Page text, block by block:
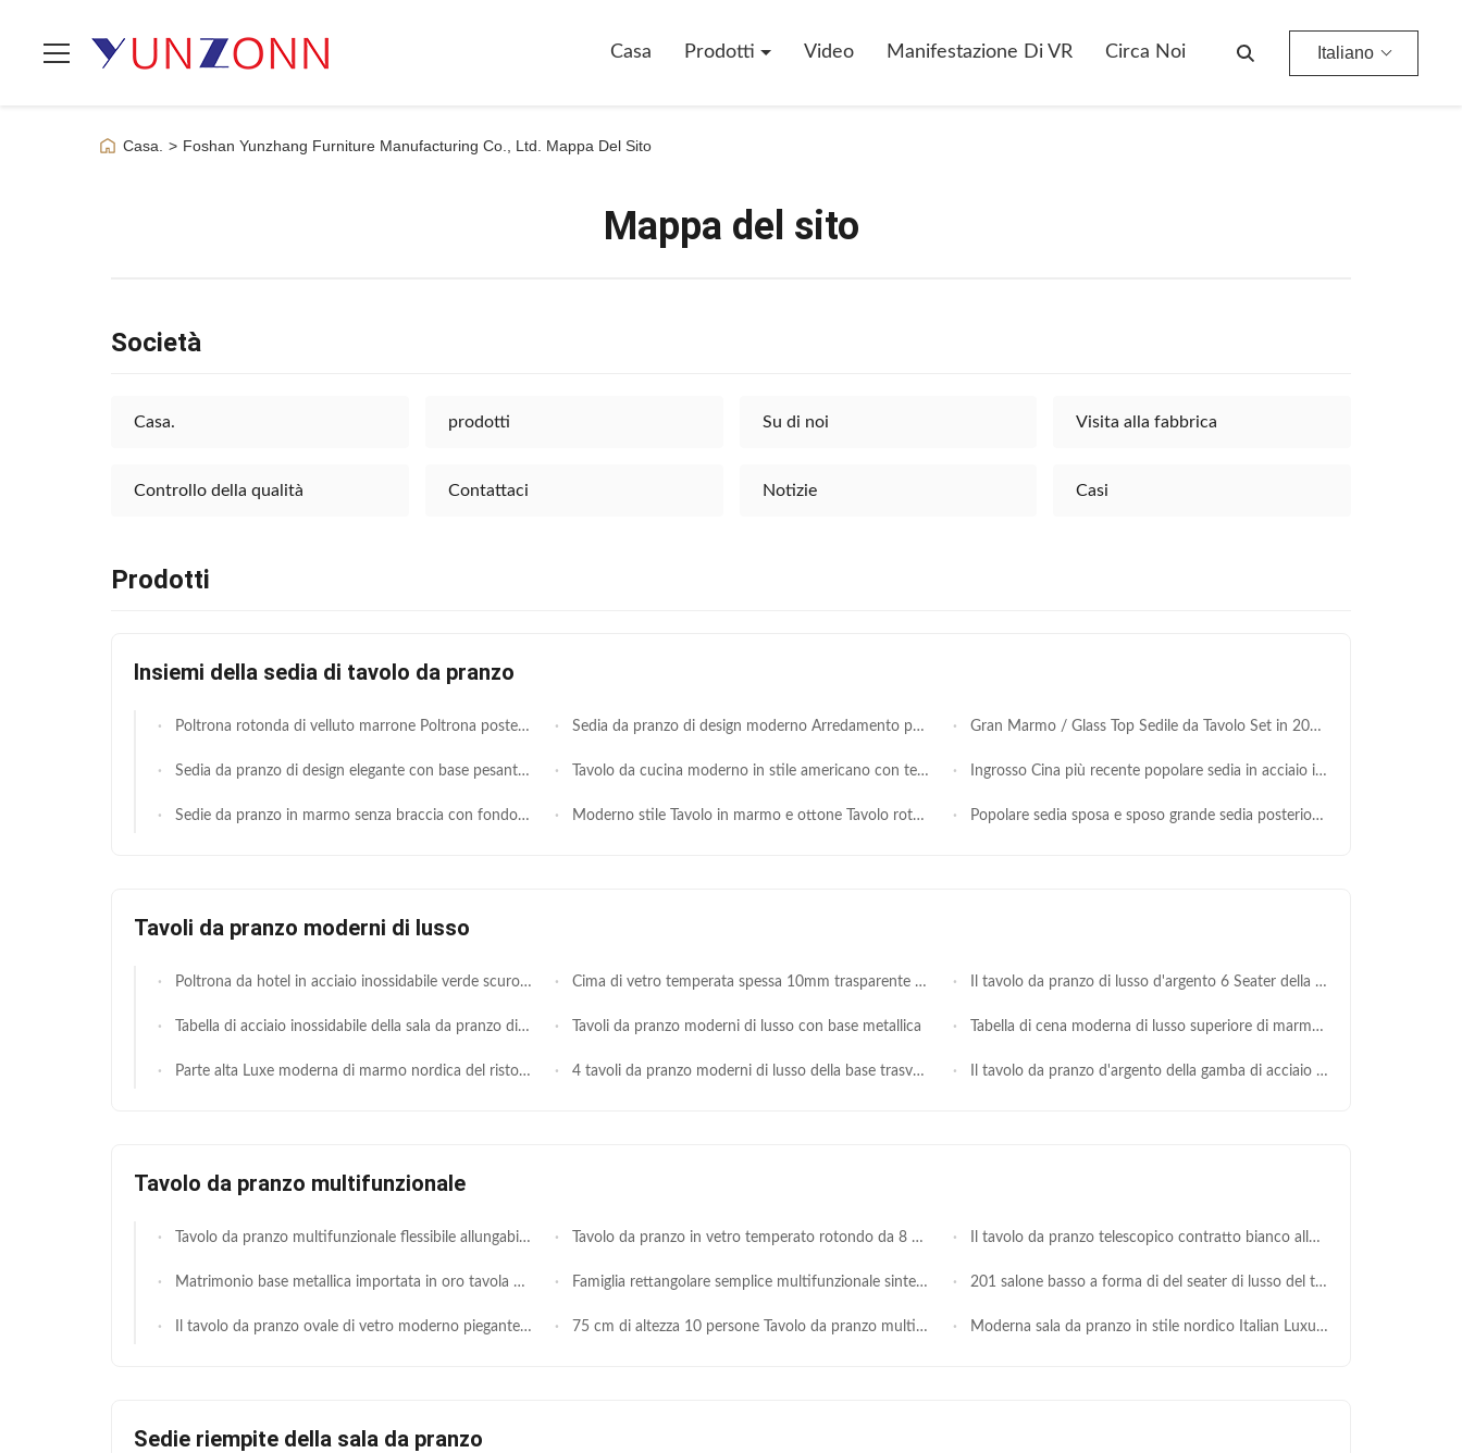
Casa Prodotti Video Manifestazione Di VR Circa Noi Italiano
Casa. > Foshan Yunzhang Furniture Manufacturing Co., Ltd. Mappa Del Sito
Mappa del sito
Società
Casa. prodotti Su di noi Visita alla fabbrica
Controllo della qualità Contattaci Notizie Casi
Prodotti
Insiemi della sedia di tavolo da pranzo
Poltrona rotonda di velluto marrone Poltrona posteriore tavola rotonda a buon mercato e sedie Sedia da pranzo di design moderno Arredamento per banchetti Metallo oro Gran Marmo / Glass Top Sedile da Tavolo Set in 200-300 Lbs di Peso Capacità
Sedia da pranzo di design elegante con base pesante Sedia da hotel Tavolo da cucina moderno in stile americano con tetto in vetro Ingrosso Cina più recente popolare sedia in acciaio inossidabile reale mobili da matrimonio evento banchetto sedia da pranzo casa
Sedie da pranzo in marmo senza braccia con fondo in acciaio inox argento Moderno stile Tavolo in marmo e ottone Tavolo rotondo in ottone antico Popolare sedia sposa e sposo grande sedia posteriore ovale oro X gamba per il matrimonio evento
Tavoli da pranzo moderni di lusso
Poltrona da hotel in acciaio inossidabile verde scuro velluto Cima di vetro temperata spessa 10mm trasparente di Round Dining Table del modello di lusso con la base dell'oro Il tavolo da pranzo di lusso d'argento 6 Seater della comodità 150X90X75 ha temperato la cima di vetro
Tabella di acciaio inossidabile della sala da pranzo di forma di rettangolo con la cima di marmo Tavoli da pranzo moderni di lusso con base metallica Tabella di cena moderna di lusso superiore di marmo di acciaio inossidabile dei tavoli da pranzo
Parte alta Luxe moderna di marmo nordica del ristorante del tavolo da pranzo della gamba di acciaio inossidabile 4 tavoli da pranzo moderni di lusso della base trasversale della persona per il salone Il tavolo da pranzo d'argento della gamba di acciaio inossidabile dell'oro ha messo 6 Seater con la cima di marmo
Tavolo da pranzo multifunzionale
Tavolo da pranzo multifunzionale flessibile allungabile con una cima di vetro di due foglie Tavolo da pranzo in vetro temperato rotondo da 8 posti in acciaio inossidabile di stile europeo per ristorante per design da pranzo Il tavolo da pranzo telescopico contratto bianco allungabile progetta 6 Seater con la cima di marmo
Matrimonio base metallica importata in oro tavola da pranzo a specchio con cristallo Famiglia rettangolare semplice multifunzionale sinterizzata di lusso leggera moderna della sedia di tavolo da pranzo della pietra piccola 201 salone basso a forma di del seater di lusso del tavolo da pranzo 6 della raccolta dell'oro di acciaio inossidabile
Il tavolo da pranzo ovale di vetro moderno piegante ha temperato la struttura di vetro L200xW100xH75cm di acciaio inossidabile 75 cm di altezza 10 persone Tavolo da pranzo multifunzionale con acciaio inossidabile dorato Moderna sala da pranzo in stile nordico Italian Luxury Home Furniture Tavolo da pranzo in marmo
Sedie riempite della sala da pranzo